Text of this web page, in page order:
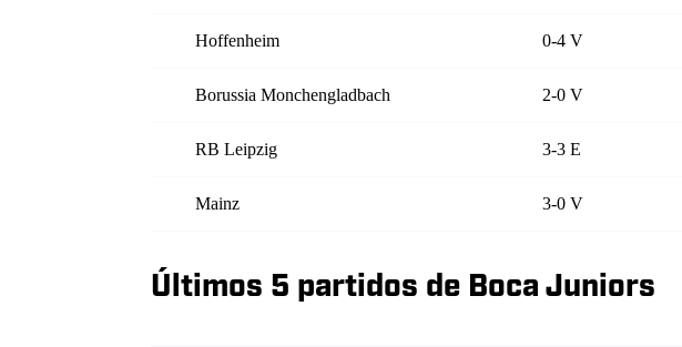
Hoffenheim 0-4 V
Borussia Monchengladbach 2-0 V
RB Leipzig 3-3 E
Mainz 3-0 V
Últimos 5 partidos de Boca Juniors